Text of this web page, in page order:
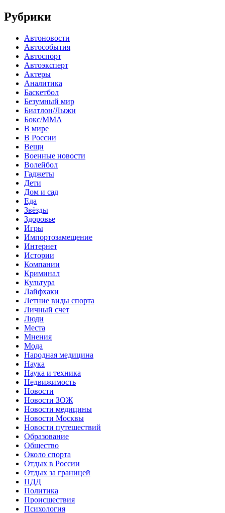
Рубрики
Автоновости
Автособытия
Автоспорт
Автоэксперт
Актеры
Аналитика
Баскетбол
Безумный мир
Биатлон/Лыжи
Бокс/MMA
В мире
В России
Вещи
Военные новости
Волейбол
Гаджеты
Дети
Дом и сад
Еда
Звёзды
Здоровье
Игры
Импортозамещение
Интернет
Истории
Компании
Криминал
Культура
Лайфхаки
Летние виды спорта
Личный счет
Люди
Места
Мнения
Мода
Народная медицина
Наука
Наука и техника
Недвижимость
Новости
Новости ЗОЖ
Новости медицины
Новости Москвы
Новости путешествий
Образование
Общество
Около спорта
Отдых в России
Отдых за границей
ПДД
Политика
Происшествия
Психология